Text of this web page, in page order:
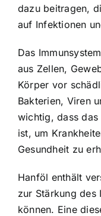
dazu beitragen,
auf Infektionen
Das
aus Zellen,
Körper vor
Bakterien, Viren
wichtig, dass
ist, um
Gesundheit zu
Hanföl enthält
zur Stärkung des
können. Eine